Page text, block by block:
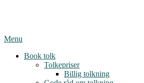
Menu
Book tolk
Tolkepriser
Billig tolkning